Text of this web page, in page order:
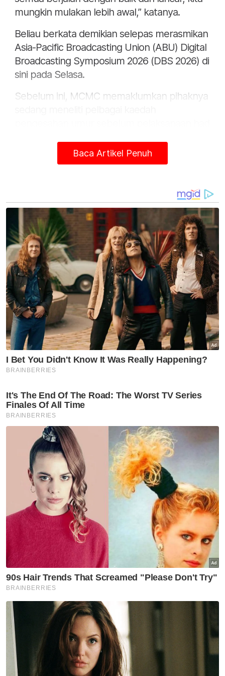
mungkin mulakan lebih awal,” katanya.
Beliau berkata demikian selepas merasmikan
Asia-Pacific Broadcasting Union (ABU) Digital
Broadcasting Symposium 2026 (DBS 2026) di
sini pada Selasa.
Sebelum ini, MCMC memaklumkan pihaknya
dikuatkuasakan pada separuh kedua tahun
mengadakan sesi libat urus dengan penyedia
perkhidmatan media sosial seperti Meta,
Google dan TikTok bagi menentukan kaedah
bersesuaian.
Sementara itu, Fahmi ketika menyentuh
mengenai simposium berkenaan berkata,
perkembangan teknologi kecerdasan buatan
(AI) tidak akan mampu menggantikan tugas
wartawan atau pembaca berita secara
sepenuhnya.
"Banyak daripada teknologi yang ditonjolkan
memberi bayangan apa yang boleh
dilakukan. Namun dari segi dasar dan analisa,
AI tidak mampu menggantikan wartawan
ataupun pembaca berita sepenuhnya.
"Tetapi kita jangkakan wartawan dan
pembaca berita akan digantikan oleh mereka
Artikel Berkaitan:
MCMC teliti pelbagai kaedah pengesahan umur had
16 tahun untuk media sosial
Pelan keselamatan dalam talian perkukuh
perlindungan kanak-kanak
Baca Artikel Penuh